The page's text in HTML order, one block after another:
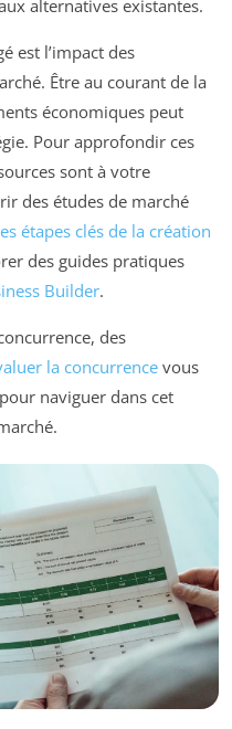
alternatives existantes.
est l’impact des
Être au courant de la
économiques peut
Pour approfondir ces
sont à votre
des études de marché
étapes clés de la création
des guides pratiques
Builder.
des
la concurrence vous
naviguer dans cet